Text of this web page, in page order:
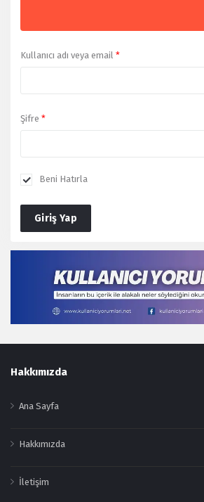
Kullanıcı adı veya email *
Şifre *
Beni Hatırla
Giriş Yap
Footer
Hakkımızda
Ana Sayfa
Hakkımızda
İletişim